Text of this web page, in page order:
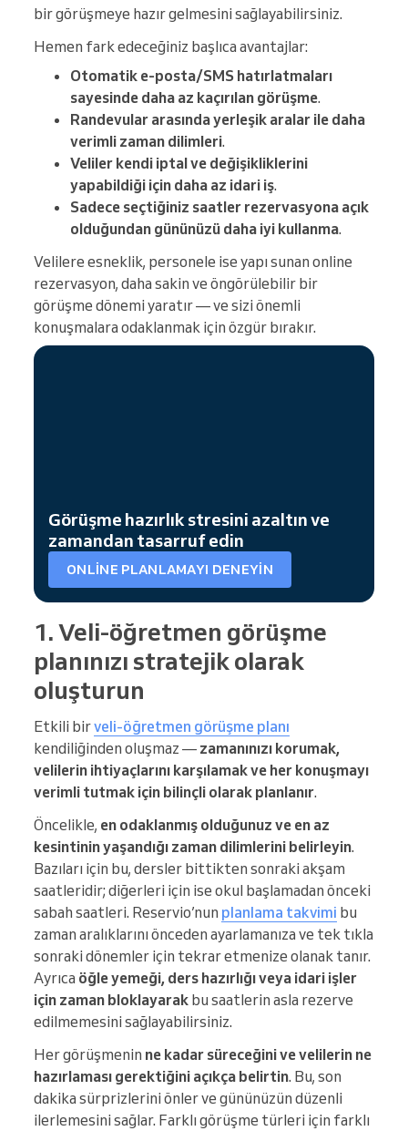
bir görüşmeye hazır gelmesini sağlayabilirsiniz.
Hemen fark edeceğiniz başlıca avantajlar:
Otomatik e-posta/SMS hatırlatmaları
sayesinde daha az kaçırılan görüşme.
Randevular arasında yerleşik aralar ile daha
verimli zaman dilimleri.
Veliler kendi iptal ve değişikliklerini
yapabildiği için daha az idari iş.
Sadece seçtiğiniz saatler rezervasyona açık
olduğundan gününüzü daha iyi kullanma.
Velilere esneklik, personele ise yapı sunan online
rezervasyon, daha sakin ve öngörülebilir bir
görüşme dönemi yaratır — ve sizi önemli
konuşmalara odaklanmak için özgür bırakır.
Görüşme hazırlık stresini azaltın ve
zamandan tasarruf edin
ONLINE PLANLAMAYI DENEYIN
1. Veli-öğretmen görüşme
planınızı stratejik olarak
oluşturun
Etkili birveli-öğretmen görüşme planı
kendiliğinden oluşmaz — zamanınızı korumak,
velilerin ihtiyaçlarını karşılamak ve her konuşmayı
verimli tutmak için bilinçli olarak planlanır.
Öncelikle, en odaklanmış olduğunuz ve en az
kesintinin yaşandığı zaman dilimlerini belirleyin.
Bazıları için bu, dersler bittikten sonraki akşam
saatleridir; diğerleri için ise okul başlamadan önceki
sabah saatleri. Reservio’nun planlama takvimi bu
zaman aralıklarını önceden ayarlamanıza ve tek tıkla
sonraki dönemler için tekrar etmenize olanak tanır.
Ayrıca öğle yemeği, ders hazırlığı veya idari işler
için zaman bloklayarak bu saatlerin asla rezerve
edilmemesini sağlayabilirsiniz.
Her görüşmenin ne kadar süreceğini ve velilerin ne
hazırlaması gerektiğini açıkça belirtin. Bu, son
dakika sürprizlerini önler ve gününüzün düzenli
ilerlemesini sağlar. Farklı görüşme türleri için farklı